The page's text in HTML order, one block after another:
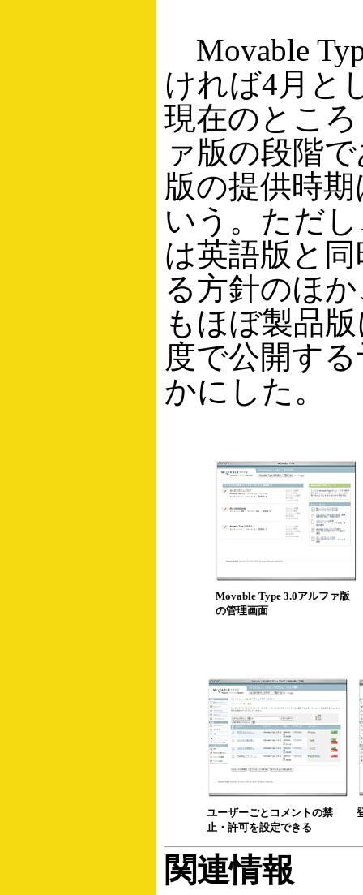
Movable
ければ4月と
現在のとこ
ァ版の段階
版の提供時
いう。ただ
は英語版と
る方針のほ
もほぼ製品
度で公開す
かにした。
Movable Type 3.0アルファ版
の管理画面
ユーザーごとコメントの禁
止・許可を設定できる
関連情報